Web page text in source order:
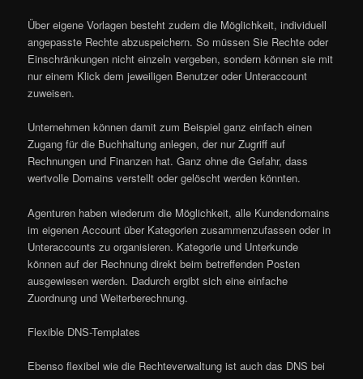
Über eigene Vorlagen besteht zudem die Möglichkeit, individuell
angepasste Rechte abzuspeichern. So müssen Sie Rechte oder
Einschränkungen nicht einzeln vergeben, sondern können sie mit
nur einem Klick dem jeweiligen Benutzer oder Unteraccount
zuweisen.
Unternehmen können damit zum Beispiel ganz einfach einen
Zugang für die Buchhaltung anlegen, der nur Zugriff auf
Rechnungen und Finanzen hat. Ganz ohne die Gefahr, dass
wertvolle Domains verstellt oder gelöscht werden könnten.
Agenturen haben wiederum die Möglichkeit, alle Kundendomains
im eigenen Account über Kategorien zusammenzufassen oder in
Unteraccounts zu organisieren. Kategorie und Unterkunde
können auf der Rechnung direkt beim betreffenden Posten
ausgewiesen werden. Dadurch ergibt sich eine einfache
Zuordnung und Weiterberechnung.
Flexible DNS-Templates
Ebenso flexibel wie die Rechteverwaltung ist auch das DNS bei